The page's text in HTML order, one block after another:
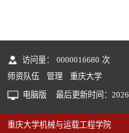
访问量： 0000016680 次
师资队伍
管理
重庆大学
电脑版
最后更新时间： 2026
重庆大学机械与运载工程学院